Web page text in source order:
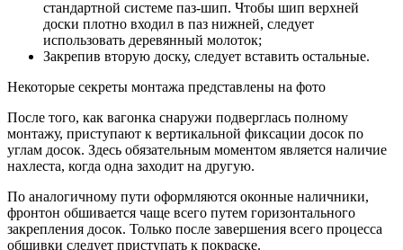
стандартной системе паз-шип. Чтобы шип верхней
доски плотно входил в паз нижней, следует
использовать деревянный молоток;
Закрепив вторую доску, следует вставить остальные.
Некоторые секреты монтажа представлены на фото
После того, как вагонка снаружи подверглась полному
монтажу, приступают к вертикальной фиксации досок по
углам досок. Здесь обязательным моментом является наличие
нахлеста, когда одна заходит на другую.
По аналогичному пути оформляются оконные наличники,
фронтон обшивается чаще всего путем горизонтального
закрепления досок. Только после завершения всего процесса
обшивки следует приступать к покраске.